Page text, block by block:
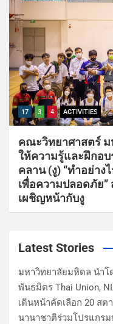
17 3 4 ACTIVITIES
คณะวิทยาศาสตร์
ให้ความรู้และฝึกอบ
คลาน (งู) “ทำอย่าง
เพื่อความปลอดภัย”
เผชิญหน้ากับงู
Latest Stories
มหาวิทยาลัยมหิดล นำ
พันธมิตร Thai Union,
เดินหน้าคัดเลือก 20 สต
นานาชาติร่วมโปรแกรม